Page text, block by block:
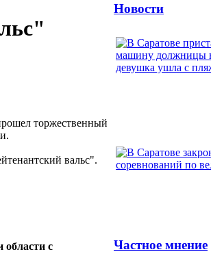
торжественный
вальс".
с
Новости
Частное мнение